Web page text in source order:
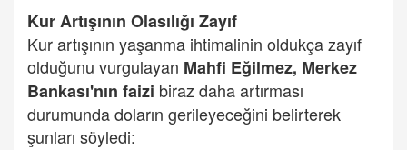
Kur Artışının Olasılığı Zayıf
Kur artışının yaşanma ihtimalinin oldukça zayıf
olduğunu vurgulayan Mahfi Eğilmez, Merkez
Bankası'nın faizi biraz daha artırması
durumunda doların gerileyeceğini belirterek
şunları söyledi: